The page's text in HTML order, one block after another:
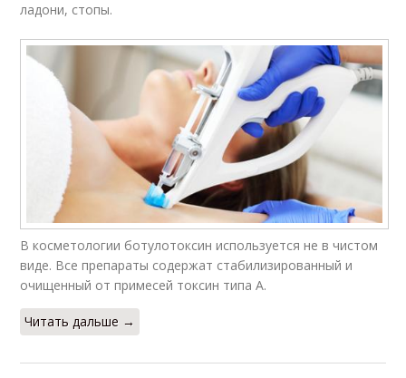
ладони, стопы.
В косметологии ботулотоксин используется не в чистом
виде. Все препараты содержат стабилизированный и
очищенный от примесей токсин типа А.
Читать дальше →